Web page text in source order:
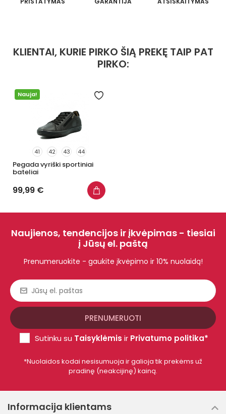
KLIENTAI, KURIE PIRKO ŠIĄ PREKĘ TAIP PAT
PIRKO:
Nauja!
41 42 43 44
Pegada vyriški sportiniai
bateliai
99,99 €
Naujienos, tendencijos ir įkvėpimas - tiesiai
į Jūsų el. paštą
Prenumeruokite - gaukite įkvėpimo ir 10% nuolaidą!
Sutinku su Taisyklėmis ir Privatumo politika*
*Nuolaidos kodai nesisumuoja ir galioja tik prekėms už
pradinę (neakcijinę) kainą.
Informacija klientams